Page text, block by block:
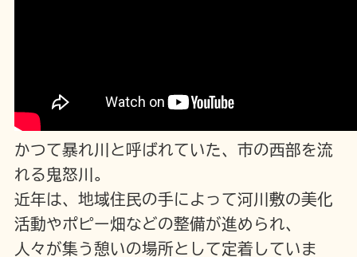
かつて暴れ川と呼ばれていた、市の西部を流
れる鬼怒川。
近年は、地域住民の手によって河川敷の美化
活動やポピー畑などの整備が進められ、
人々が集う憩いの場所として定着していま